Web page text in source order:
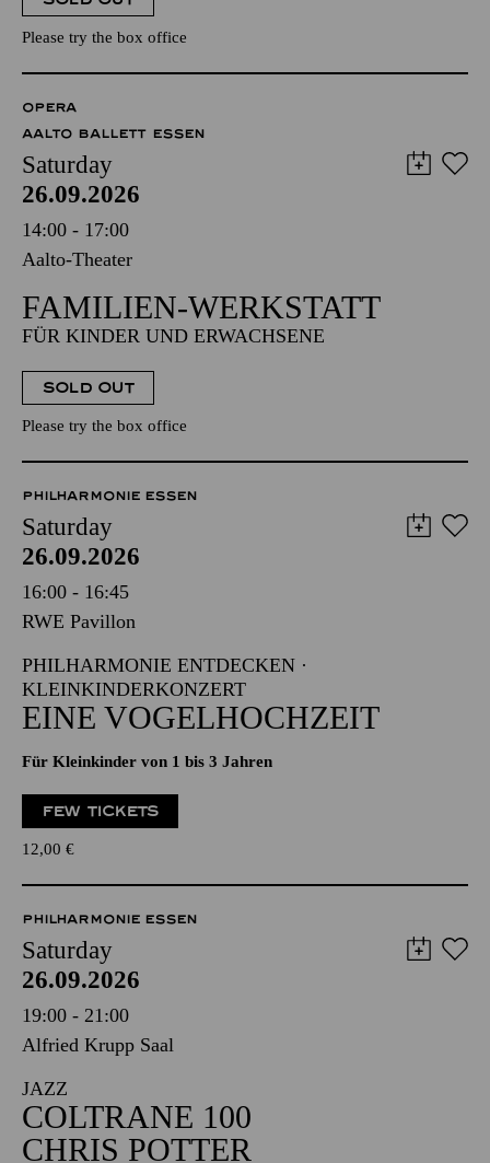
Please try the box office
OPERA
AALTO BALLETT ESSEN
Saturday
26.09.2026
14:00 - 17:00
Aalto-Theater
FAMILIEN-WERKSTATT
FÜR KINDER UND ERWACHSENE
SOLD OUT
Please try the box office
PHILHARMONIE ESSEN
Saturday
26.09.2026
16:00 - 16:45
RWE Pavillon
PHILHARMONIE ENTDECKEN ·
KLEINKINDERKONZERT
EINE VOGELHOCHZEIT
Für Kleinkinder von 1 bis 3 Jahren
FEW TICKETS
12,00 €
PHILHARMONIE ESSEN
Saturday
26.09.2026
19:00 - 21:00
Alfried Krupp Saal
JAZZ
COLTRANE 100
CHRIS POTTER